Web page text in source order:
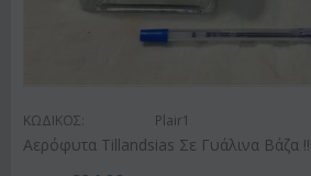
ΚΩΔΙΚΟΣ: Plair1
Αερόφυτα Tillandsias Σε Γυάλινα Βάζα